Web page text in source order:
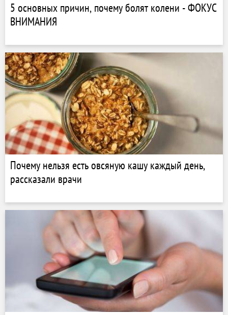
5 основных причин, почему болят колени - ФОКУС
ВНИМАНИЯ
Почему нельзя есть овсяную кашу каждый день,
рассказали врачи